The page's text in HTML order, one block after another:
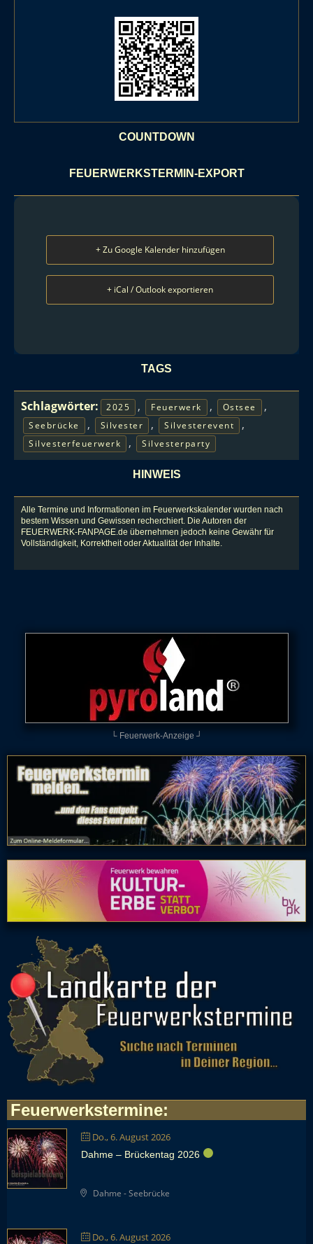
COUNTDOWN
FEUERWERKSTERMIN-EXPORT
+ Zu Google Kalender hinzufügen
+ iCal / Outlook exportieren
TAGS
Schlagwörter: 2025 , Feuerwerk , Ostsee ,
Seebrücke , Silvester , Silvesterevent ,
Silvesterfeuerwerk , Silvesterparty
HINWEIS
Alle Termine und Informationen im Feuerwerkskalender wurden nach
bestem Wissen und Gewissen recherchiert. Die Autoren der
FEUERWERK-FANPAGE.de übernehmen jedoch keine Gewähr für
Vollständigkeit, Korrektheit oder Aktualität der Inhalte.
└ Feuerwerk-Anzeige ┘
Feuerwerkstermine:
Do., 6. August 2026
Dahme – Brückentag 2026
Dahme - Seebrücke
Do., 6. August 2026